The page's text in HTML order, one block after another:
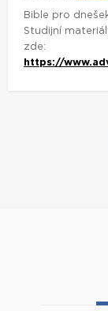
Bible pro
Studijní
zde:
https://